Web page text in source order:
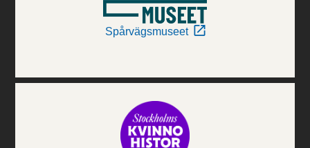
Spårvägsmuseet